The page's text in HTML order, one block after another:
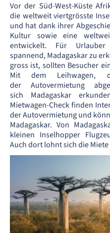
Vor der Süd-West-Küste
die weltweit viertgrösste
und hat dank ihrer
Kultur sowie eine
entwickelt. Für
spannend, Madagaskar zu
gross ist, sollten Besucher
Mit dem Leihwagen,
der Autovermietung
sich Madagaskar
Mietwagen-Check finden
der Autovermietung und
Madagaskar. Von
kleinen Inselhopper
Auch dort lohnt sich die Miete